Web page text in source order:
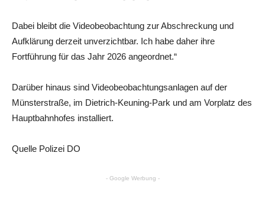
Dabei bleibt die Videobeobachtung zur Abschreckung und
Aufklärung derzeit unverzichtbar. Ich habe daher ihre
Fortführung für das Jahr 2026 angeordnet.“
Darüber hinaus sind Videobeobachtungsanlagen auf der
Münsterstraße, im Dietrich-Keuning-Park und am Vorplatz des
Hauptbahnhofes installiert.
Quelle Polizei DO
- Google Werbung -